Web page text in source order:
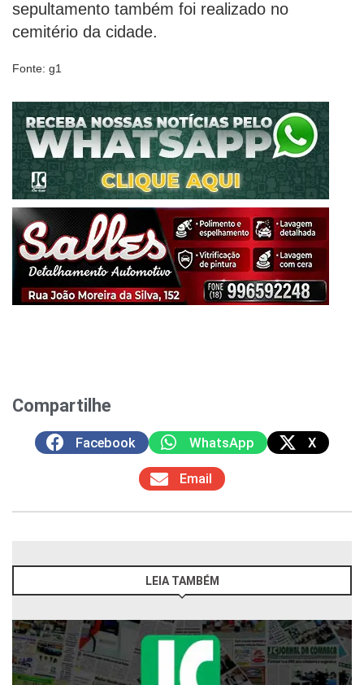
sepultamento também foi realizado no
cemitério da cidade.
Fonte: g1
Compartilhe
Facebook WhatsApp X
Email
LEIA TAMBÉM